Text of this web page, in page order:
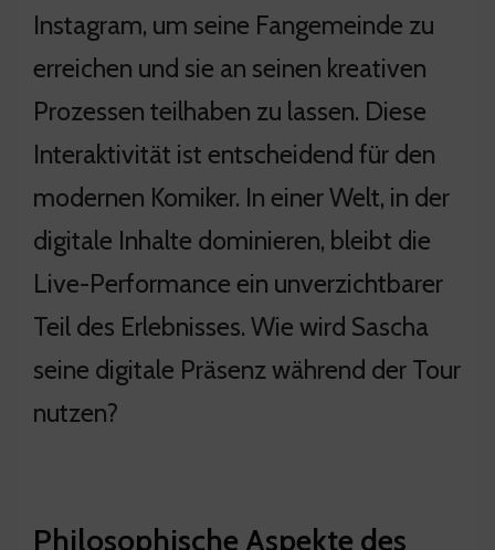
Instagram, um seine Fangemeinde zu
erreichen und sie an seinen kreativen
Prozessen teilhaben zu lassen. Diese
Interaktivität ist entscheidend für den
modernen Komiker. In einer Welt, in der
digitale Inhalte dominieren, bleibt die
Live-Performance ein unverzichtbarer
Teil des Erlebnisses. Wie wird Sascha
seine digitale Präsenz während der Tour
nutzen?
Philosophische Aspekte des